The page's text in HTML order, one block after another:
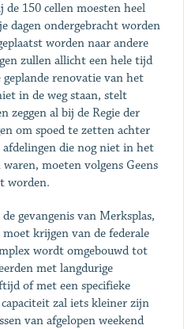
de 150 cellen moesten heel
dagen ondergebracht worden
worden naar andere
zullen allicht een hele tijd
renovatie van het
in de weg staan, stelt
zeggen al bij de Regie der
om spoed te zetten achter
die nog niet in het
moeten volgens Geens
worden.
gevangenis van Merksplas,
krijgen van de federale
wordt omgebouwd tot
met langdurige
of met een specifieke
zal iets kleiner zijn
van afgelopen weekend